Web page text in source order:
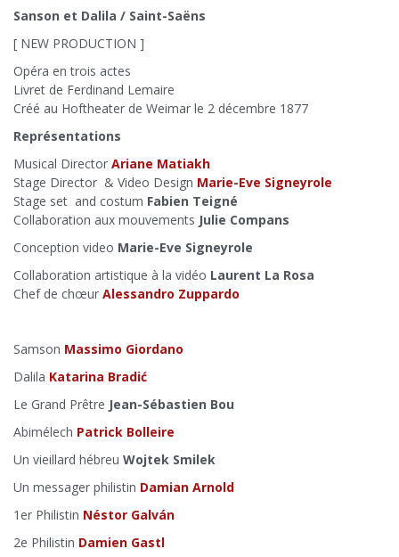
Sanson et Dalila / Saint-Saëns
[ NEW PRODUCTION ]
Opéra en trois actes
Livret de Ferdinand Lemaire
Créé au Hoftheater de Weimar le 2 décembre 1877
Représentations
Musical Director Ariane Matiakh
Stage Director & Video Design Marie-Eve Signeyrole
Stage set and costum Fabien Teigné
Collaboration aux mouvements Julie Compans
Conception video Marie-Eve Signeyrole
Collaboration artistique à la vidéo Laurent La Rosa
Chef de chœur Alessandro Zuppardo
Samson Massimo Giordano
Dalila Katarina Bradić
Le Grand Prêtre Jean-Sébastien Bou
Abimélech Patrick Bolleire
Un vieillard hébreu Wojtek Smilek
Un messager philistin Damian Arnold
1er Philistin Néstor Galván
2e Philistin Damien Gastl